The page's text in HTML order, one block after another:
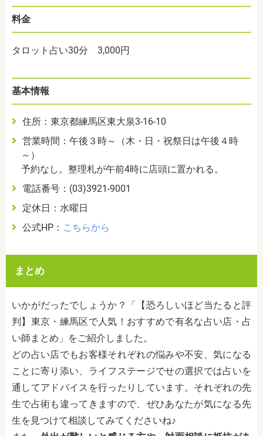
料金
タロット占い30分 3,000円
基本情報
住所：東京都練馬区東大泉3-16-10
営業時間：午後３時～（木・日・祝祭日は午後４時
～）
予約なし。整理札が午前4時に店頭に置かれる。
電話番号：(03)3921-9001
定休日：水曜日
公式HP： こちらから
まとめ
いかがだったでしょうか？「【恐ろしいほど当たると評
判】東京・練馬区で人気！おすすめで有名な占い店・占
い師まとめ」をご紹介しました。
どの占い店でもお客様それぞれの悩みや不安、気になる
ことに寄り添い、ライフステージでせの選択では占いを
通してアドバイスを行ったりしています。それぞれの先
生で占術も違ってきますので、ぜひあなたが気になる先
生を見つけて相談してみてくださいね♪